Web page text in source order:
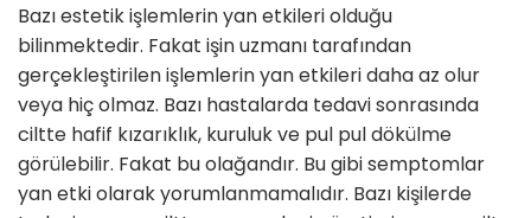
Bazı estetik işlemlerin yan etkileri olduğu
bilinmektedir. Fakat işin uzmanı tarafından
gerçekleştirilen işlemlerin yan etkileri daha az olur
veya hiç olmaz. Bazı hastalarda tedavi sonrasında
ciltte hafif kızarıklık, kuruluk ve pul pul dökülme
görülebilir. Fakat bu olağandır. Bu gibi semptomlar
yan etki olarak yorumlanmamalıdır. Bazı kişilerde